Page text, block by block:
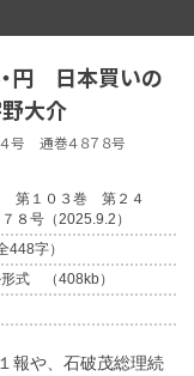
・円 日本買いの
大介
号 通巻４８７８号
第１０３巻 第２４
８号（2025.9.2）
字）
式 （408kb）
報や、石破茂総理続